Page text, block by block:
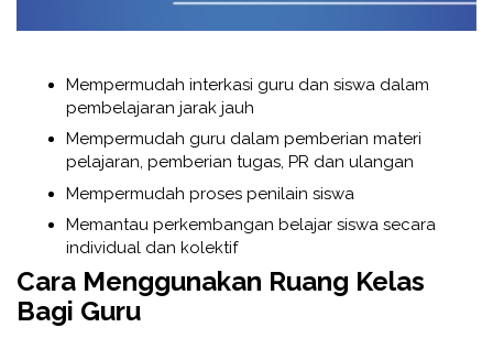
Mempermudah interkasi guru dan siswa dalam
pembelajaran jarak jauh
Mempermudah guru dalam pemberian materi
pelajaran, pemberian tugas, PR dan ulangan
Mempermudah proses penilain siswa
Memantau perkembangan belajar siswa secara
individual dan kolektif
Cara Menggunakan Ruang Kelas
Bagi Guru